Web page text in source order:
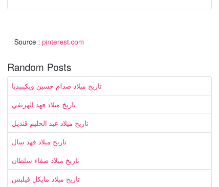
Source : pinterest.com
Random Posts
تاريخ ميلاد صدام حسين ويكيبيديا
تاريخ ميلاد فهد الهريفي
تاريخ ميلاد عبد الحليم قنديل
تاريخ ميلاد فهد سال
تاريخ ميلاد صفاء سلطان
تاريخ ميلاد مايكل فيلبس